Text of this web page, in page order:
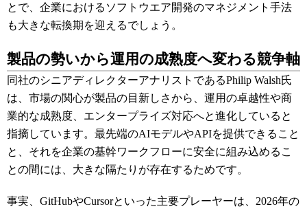
とで、企業におけるソフトウエア開発のマネジメント手法
も大きな転換期を迎えるでしょう。
製品の勢いから運用の成熟度へ変わる競争軸
同社のシニアディレクターアナリストであるPhilip Walsh氏
は、市場の関心が製品の目新しさから、運用の卓越性や商
業的な成熟度、エンタープライズ対応へと進化していると
指摘しています。最先端のAIモデルやAPIを提供できること
と、それを企業の基幹ワークフローに安全に組み込めるこ
との間には、大きな隔たりが存在するためです。
事実、GitHubやCursorといった主要プレーヤーは、2026年の